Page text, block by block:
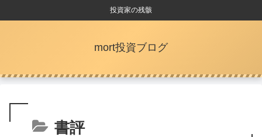
投資家の残骸
mort投資ブログ
書評